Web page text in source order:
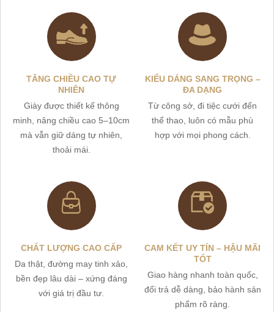
TĂNG CHIỀU CAO TỰ
NHIÊN
Giày được thiết kế thông
minh, nâng chiều cao 5–10cm
mà vẫn giữ dáng tự nhiên,
thoải mái.
KIỂU DÁNG SANG TRỌNG –
ĐA DẠNG
Từ công sở, đi tiệc cưới đến
thể thao, luôn có mẫu phù
hợp với mọi phong cách.
CHẤT LƯỢNG CAO CẤP
Da thật, đường may tinh xảo,
bền đẹp lâu dài – xứng đáng
với giá trị đầu tư.
CAM KẾT UY TÍN – HẬU MÃI
TỐT
Giao hàng nhanh toàn quốc,
đổi trả dễ dàng, bảo hành sản
phẩm rõ ràng.